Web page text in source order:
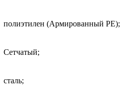
полиэтилен (Армированный PE);
Сетчатый;
сталь;